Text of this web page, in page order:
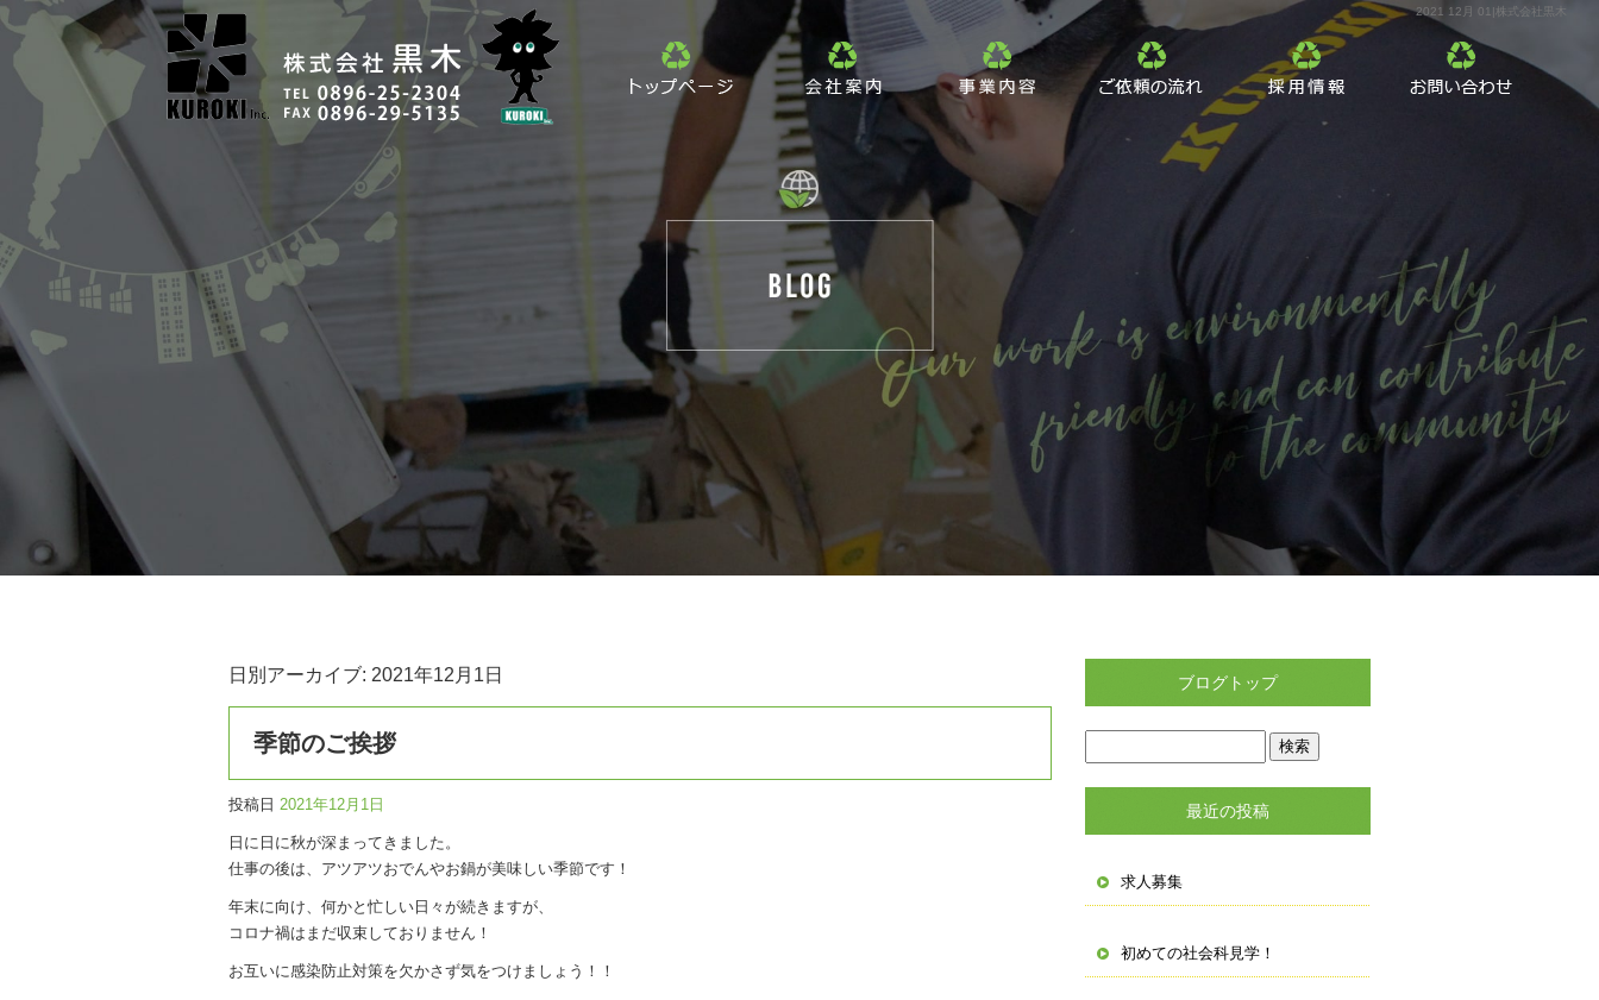
2021 12月 01|株式会社黒木
日別アーカイブ: 2021年12月1日
季節のご挨拶
投稿日 2021年12月1日
日に日に秋が深まってきました。
仕事の後は、アツアツおでんやお鍋が美味しい季節です！
年末に向け、何かと忙しい日々が続きますが、
コロナ禍はまだ収束しておりません！
お互いに感染防止対策を欠かさず気をつけましょう！！
ブログトップ
最近の投稿
求人募集
初めての社会科見学！